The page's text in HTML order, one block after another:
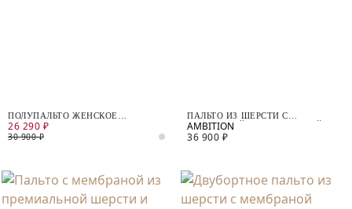
ПОЛУПАЛЬТО ЖЕНСКОЕ
ДЕМИСЕЗОННОЕ
26 290 ₽
30 900 ₽
ПАЛЬТО ИЗ ШЕРСТИ С
МЕМБРАНОЙ И УТЕПЛЁННОЙ
СПИНКОЙ
36 900 ₽